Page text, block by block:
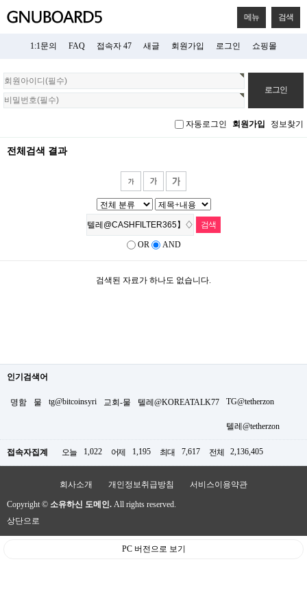
메뉴 검색
1:1문의 FAQ 접속자 47 새글 회원가입 로그인 쇼핑몰
회
원
로
자동로그인 회원가입 정보찾기
전체검색 결과
OR AND
검색된 자료가 하나도 없습니다.
인기검색어
명함 물 tg@bitcoinsyri 교회-물 텔레@KOREATALK77 TG@tetherzon
텔레@tetherzon
접속자집계 오늘 1,022 어제 1,195 최대 7,617 전체 2,136,405
회사소개 개인정보취급방침 서비스이용약관
Copyright © 소유하신 도메인. All rights reserved.
상단으로
PC 버전으로 보기